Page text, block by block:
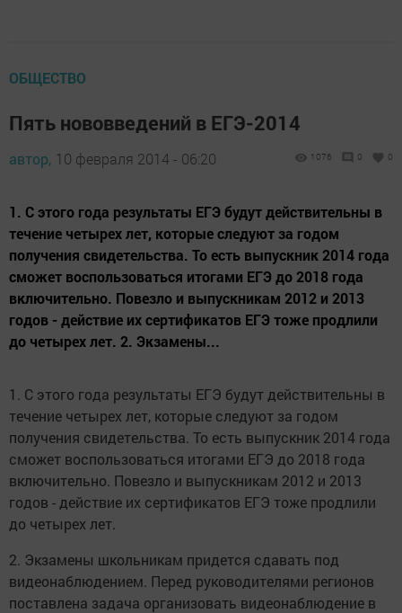
ОБЩЕСТВО
Пять нововведений в ЕГЭ-2014
автор, 10 февраля 2014 - 06:20 1076 0 0
1. С этого года результаты ЕГЭ будут действительны в
течение четырех лет, которые следуют за годом
получения свидетельства. То есть выпускник 2014 года
сможет воспользоваться итогами ЕГЭ до 2018 года
включительно. Повезло и выпускникам 2012 и 2013
годов - действие их сертификатов ЕГЭ тоже продлили
до четырех лет. 2. Экзамены...
1. С этого года результаты ЕГЭ будут действительны в
течение четырех лет, которые следуют за годом
получения свидетельства. То есть выпускник 2014 года
сможет воспользоваться итогами ЕГЭ до 2018 года
включительно. Повезло и выпускникам 2012 и 2013
годов - действие их сертификатов ЕГЭ тоже продлили
до четырех лет.
2. Экзамены школьникам придется сдавать под
видеонаблюдением. Перед руководителями регионов
поставлена задача организовать видеонаблюдение в